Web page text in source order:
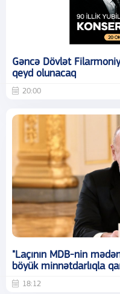
Gəncə Dövlət
qeyd olunacaq
20:00
"Laçının MDB-nin
böyük minnətdarlıqla
18:12